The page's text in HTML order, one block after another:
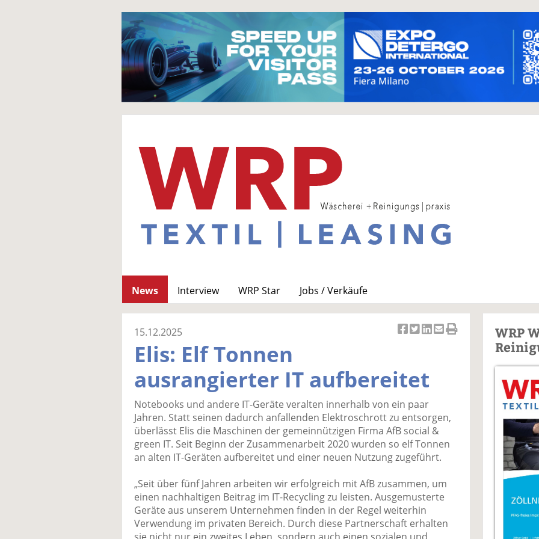
News Interview WRP Star
Jobs / Verkäufe
el
uf
F
ac
e
b
o
k
te
il
el
wi
tt
er
n
el
uf
Li
n
k
e
n
te
il
e
E
m
ai
l
er
se
d
ck
n
15.12.2025
Elis: Elf Tonnen
ausrangierter IT aufbereitet
Notebooks und andere IT-Geräte veralten innerhalb von ein paar
Jahren. Statt seinen dadurch anfallenden Elektroschrott zu entsorgen,
überlässt Elis die Maschinen der gemeinnützigen Firma AfB social &
green IT. Seit Beginn der Zusammenarbeit 2020 wurden so elf Tonnen
an alten IT-Geräten aufbereitet und einer neuen Nutzung zugeführt.
„Seit über fünf Jahren arbeiten wir erfolgreich mit AfB zusammen, um
einen nachhaltigen Beitrag im IT-Recycling zu leisten. Ausgemusterte
Geräte aus unserem Unternehmen finden in der Regel weiterhin
Verwendung im privaten Bereich. Durch diese Partnerschaft erhalten
WRP